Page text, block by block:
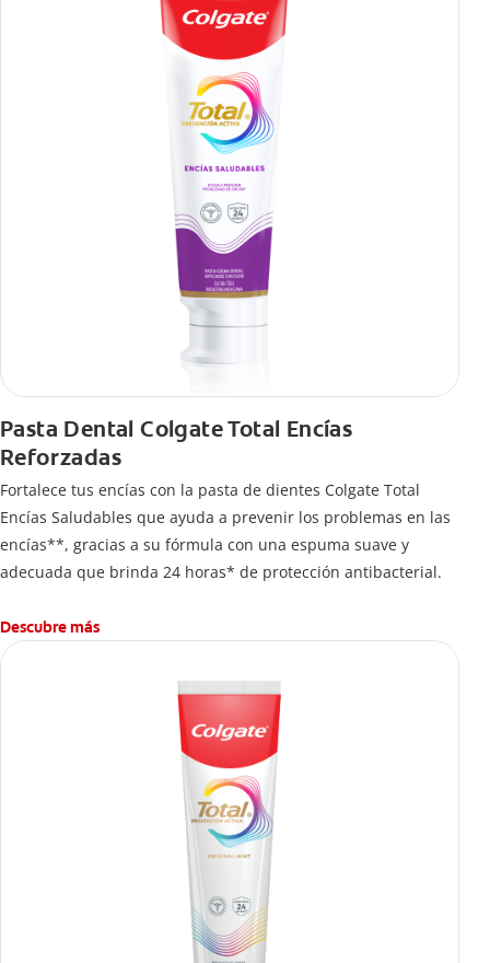
Pasta Dental Colgate Total Encías
Reforzadas
Fortalece tus encías con la pasta de dientes Colgate Total
Encías Saludables que ayuda a prevenir los problemas en las
encías**, gracias a su fórmula con una espuma suave y
adecuada que brinda 24 horas* de protección antibacterial.
Descubre más